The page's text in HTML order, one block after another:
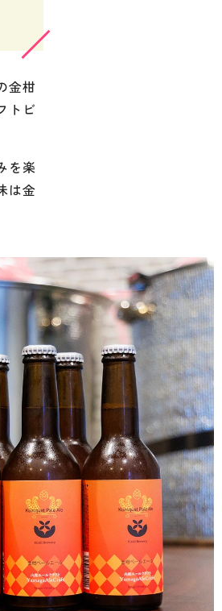
金柑
トビ
を楽
は金